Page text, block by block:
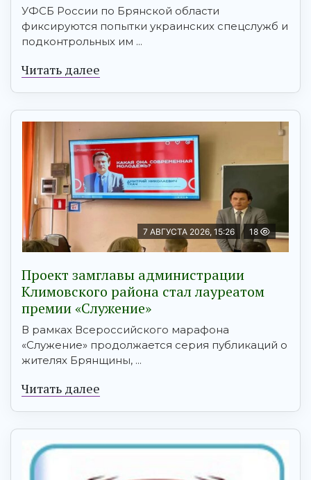
УФСБ России по Брянской области
фиксируются попытки украинских спецслужб и
подконтрольных им ...
Читать далее
7 АВГУСТА 2026, 15:26 18
Проект замглавы администрации
Климовского района стал лауреатом
премии «Служение»
В рамках Всероссийского марафона
«Служение» продолжается серия публикаций о
жителях Брянщины, ...
Читать далее